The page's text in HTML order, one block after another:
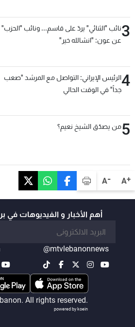
A+
A-
3نائب "الثنائي" يردّ على قاسم... ونائب "الحزب"
عن عون: "انشالله خير"
4الرئيس الإيراني: التواصل مع المرشد "صعب
جداً" في الوقت الحالي
5من يصدّق الشيخ نعيم؟
أهم الأخبار و الفيديوهات في
@mtvlebanonnews
All rights reserved.
powered by koein